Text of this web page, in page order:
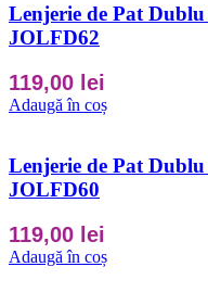
Lenjerie de Pat
JOLFD62
119,00 lei
Adaugă în coș
Lenjerie de Pat
JOLFD60
119,00 lei
Adaugă în coș